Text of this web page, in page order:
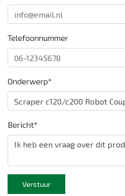
Telefoonnummer
Onderwerp*
Bericht*
Verstuur